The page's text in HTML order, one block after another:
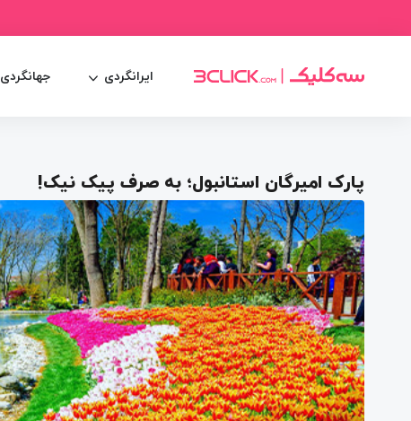
ایرانگردی جهانگردی
پارک امیرگان استانبول؛ به صرف پیک نیک!